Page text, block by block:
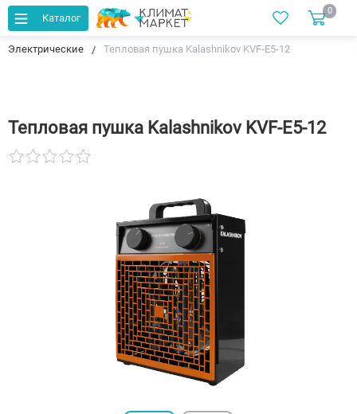
Каталог
0
Главная Каталог
Тепловые пушки и тепловентиляторы
Электрические
Тепловая пушка Kalashnikov KVF-E5-12
Тепловая пушка Kalashnikov KVF-E5-12